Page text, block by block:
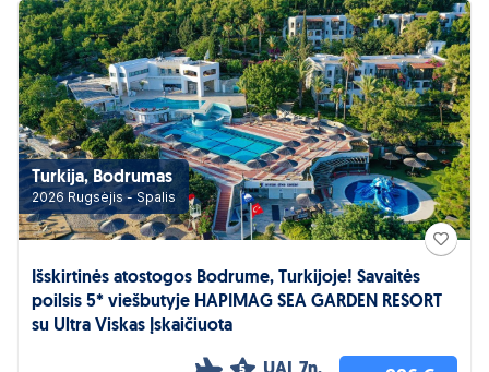
Turkija, Bodrumas
2026 Rugsėjis - Spalis
Išskirtinės atostogos Bodrume, Turkijoje! Savaitės
poilsis 5* viešbutyje HAPIMAG SEA GARDEN RESORT
su Ultra Viskas Įskaičiuota